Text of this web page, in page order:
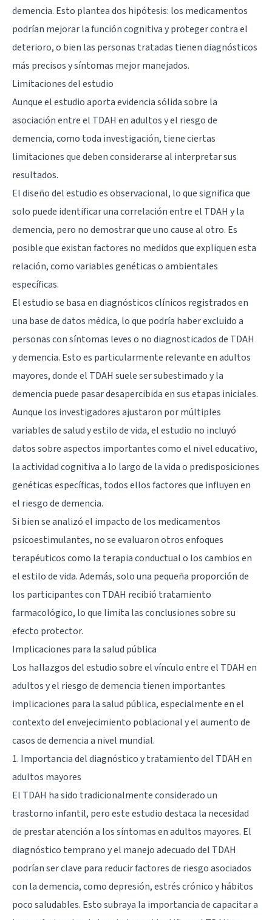
demencia. Esto plantea dos hipótesis: los medicamentos
podrían mejorar la función cognitiva y proteger contra el
deterioro, o bien las personas tratadas tienen diagnósticos
más precisos y síntomas mejor manejados.
Limitaciones del estudio
Aunque el estudio aporta evidencia sólida sobre la
asociación entre el TDAH en adultos y el riesgo de
demencia, como toda investigación, tiene ciertas
limitaciones que deben considerarse al interpretar sus
resultados.
El diseño del estudio es observacional, lo que significa que
solo puede identificar una correlación entre el TDAH y la
demencia, pero no demostrar que uno cause al otro. Es
posible que existan factores no medidos que expliquen esta
relación, como variables genéticas o ambientales
específicas.
El estudio se basa en diagnósticos clínicos registrados en
una base de datos médica, lo que podría haber excluido a
personas con síntomas leves o no diagnosticados de TDAH
y demencia. Esto es particularmente relevante en adultos
mayores, donde el TDAH suele ser subestimado y la
demencia puede pasar desapercibida en sus etapas iniciales.
Aunque los investigadores ajustaron por múltiples
variables de salud y estilo de vida, el estudio no incluyó
datos sobre aspectos importantes como el nivel educativo,
la actividad cognitiva a lo largo de la vida o predisposiciones
genéticas específicas, todos ellos factores que influyen en
el riesgo de demencia.
Si bien se analizó el impacto de los medicamentos
psicoestimulantes, no se evaluaron otros enfoques
terapéuticos como la terapia conductual o los cambios en
el estilo de vida. Además, solo una pequeña proporción de
los participantes con TDAH recibió tratamiento
farmacológico, lo que limita las conclusiones sobre su
efecto protector.
Implicaciones para la salud pública
Los hallazgos del estudio sobre el vínculo entre el TDAH en
adultos y el riesgo de demencia tienen importantes
implicaciones para la salud pública, especialmente en el
contexto del envejecimiento poblacional y el aumento de
casos de demencia a nivel mundial.
1. Importancia del diagnóstico y tratamiento del TDAH en
adultos mayores
El TDAH ha sido tradicionalmente considerado un
trastorno infantil, pero este estudio destaca la necesidad
de prestar atención a los síntomas en adultos mayores. El
diagnóstico temprano y el manejo adecuado del TDAH
podrían ser clave para reducir factores de riesgo asociados
con la demencia, como depresión, estrés crónico y hábitos
poco saludables. Esto subraya la importancia de capacitar a